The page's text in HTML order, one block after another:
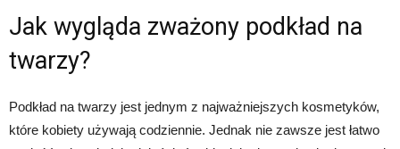
Jak wygląda zważony podkład na
twarzy?
Podkład na twarzy jest jednym z najważniejszych kosmetyków,
które kobiety używają codziennie. Jednak nie zawsze jest łatwo